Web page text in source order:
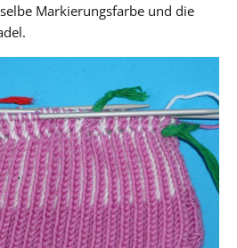
Markierungsfarbe und die